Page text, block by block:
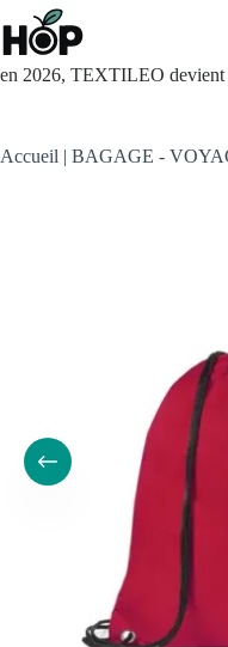
Passer
au
contenu
en 2026, TEXTILEO
Accueil | BAGAGE -